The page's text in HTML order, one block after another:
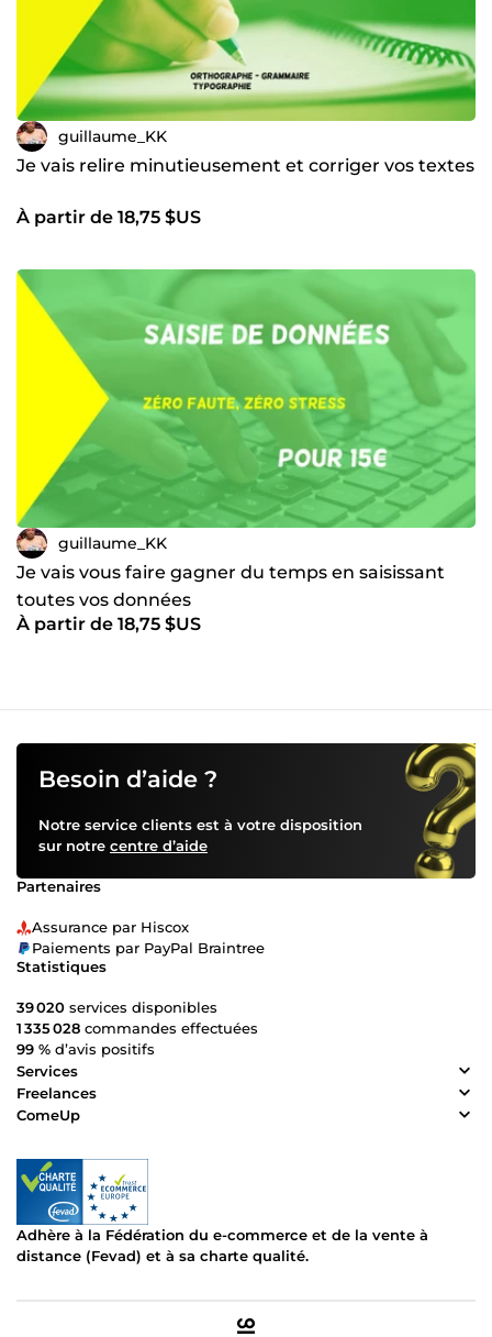
guillaume_KK
Je vais relire minutieusement et corriger vos textes
À partir de 18,75 $US
guillaume_KK
Je vais vous faire gagner du temps en saisissant
toutes vos données
À partir de 18,75 $US
Besoin d’aide ?
Notre service clients est à votre disposition
sur notre centre d’aide
Partenaires
Assurance par Hiscox
Paiements par PayPal Braintree
Statistiques
39 020 services disponibles
1 335 028 commandes effectuées
99 % d’avis positifs
Services
Freelances
ComeUp
Adhère à la Fédération du e-commerce et de la vente à
distance (Fevad) et à sa charte qualité.